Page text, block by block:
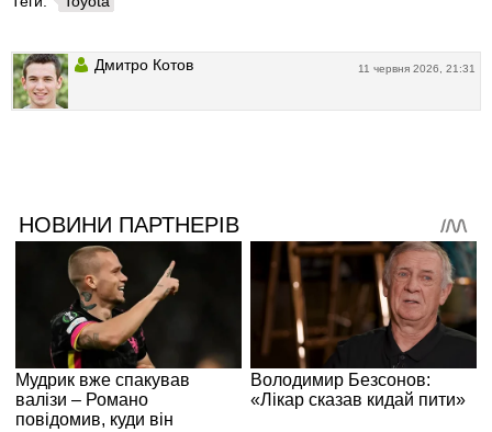
11 червня 2026, 21:31
Дмитро Котов